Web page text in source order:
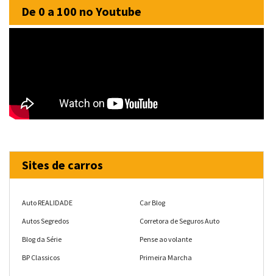
De 0 a 100 no Youtube
Sites de carros
Auto REALIDADE
Autos Segredos
Blog da Série
BP Classicos
Car Blog
Corretora de Seguros Auto
Pense ao volante
Primeira Marcha